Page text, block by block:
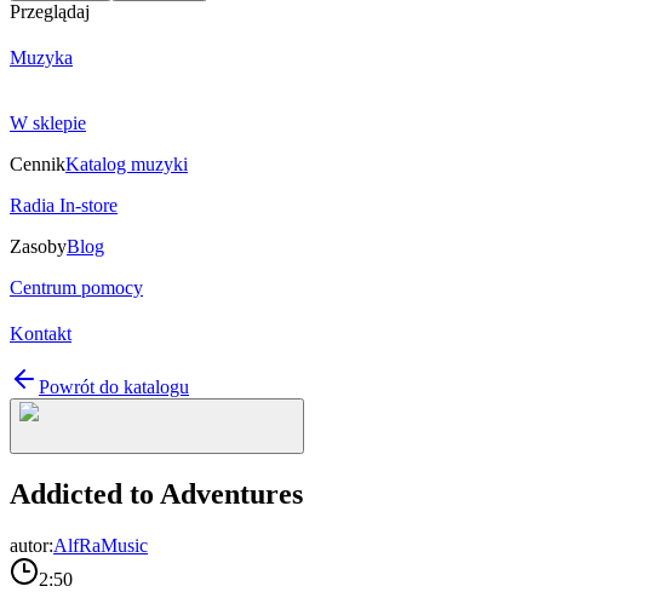
Przeglądaj
Muzyka
W sklepie
CennikKatalog muzyki
Radia In-store
ZasobyBlog
Centrum pomocy
Kontakt
Powrót do katalogu
Addicted to Adventures
autor:AlfRaMusic
2:50